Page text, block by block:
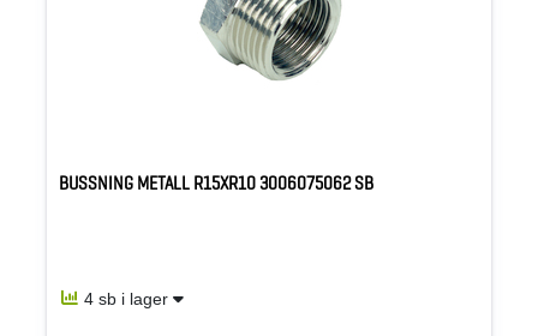
BUSSNING METALL R15XR10 3006075062 SB
4 sb i lager